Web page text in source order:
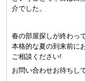
介でした。
春の部屋探しが終わっ
本格的な夏の到来前に
ご相談ください!
お問い合わせお待ちし